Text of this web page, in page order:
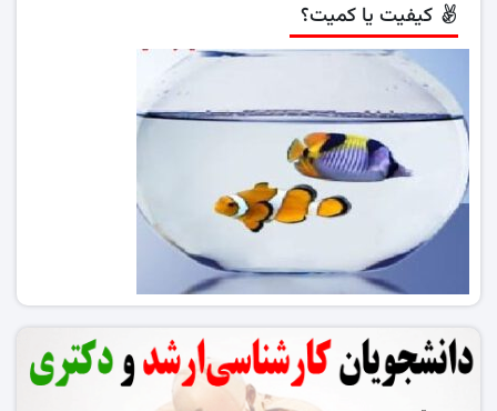
کیفیت یا کمیت؟